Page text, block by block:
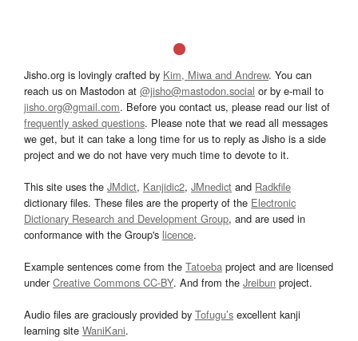
Jisho.org is lovingly crafted by Kim, Miwa and Andrew. You can
reach us on Mastodon at @jisho@mastodon.social or by e-mail to
jisho.org@gmail.com. Before you contact us, please read our list of
frequently asked questions. Please note that we read all messages
we get, but it can take a long time for us to reply as Jisho is a side
project and we do not have very much time to devote to it.
This site uses the JMdict, Kanjidic2, JMnedict and Radkfile
dictionary files. These files are the property of the Electronic
Dictionary Research and Development Group, and are used in
conformance with the Group's licence.
Example sentences come from the Tatoeba project and are licensed
underCreative Commons CC-BY. And from the Jreibun project.
Audio files are graciously provided by Tofugu’s excellent kanji
learning site WaniKani.